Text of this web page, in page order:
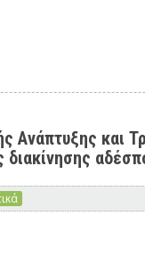
Ανάπτυξης και
διακίνησης